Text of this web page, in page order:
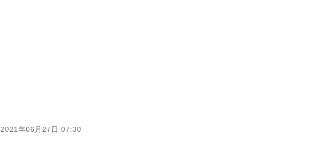
2021年06月27日 07:30